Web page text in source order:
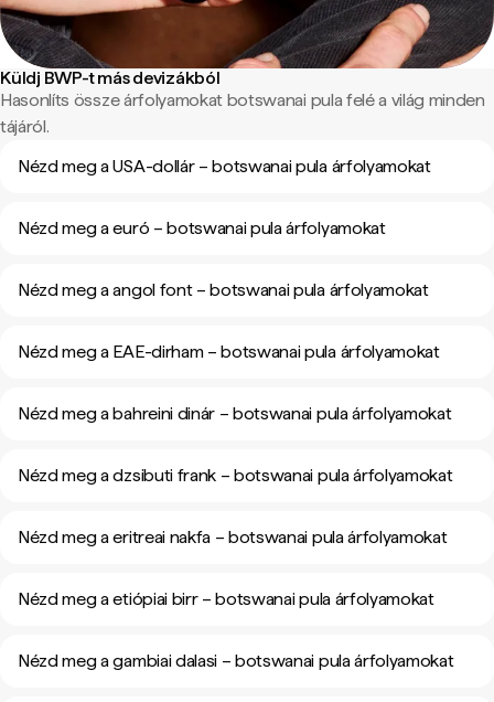
Küldj BWP-t más devizákból
Hasonlíts össze árfolyamokat botswanai pula felé a világ minden
tájáról.
Nézd meg a USA-dollár – botswanai pula árfolyamokat
Nézd meg a euró – botswanai pula árfolyamokat
Nézd meg a angol font – botswanai pula árfolyamokat
Nézd meg a EAE-dirham – botswanai pula árfolyamokat
Nézd meg a bahreini dinár – botswanai pula árfolyamokat
Nézd meg a dzsibuti frank – botswanai pula árfolyamokat
Nézd meg a eritreai nakfa – botswanai pula árfolyamokat
Nézd meg a etiópiai birr – botswanai pula árfolyamokat
Nézd meg a gambiai dalasi – botswanai pula árfolyamokat